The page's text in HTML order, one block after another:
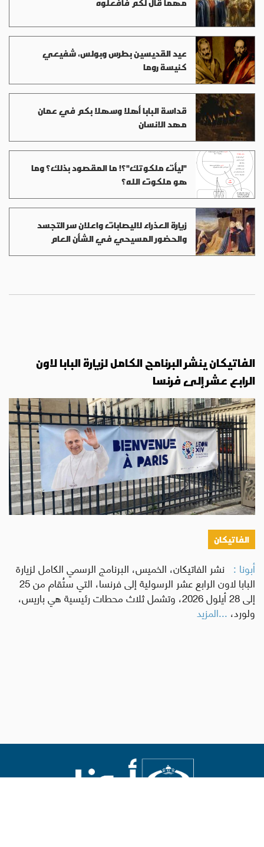
عيد القديسين بطرس وبولس، شفيعي
كنيسة روما
قداسة البابا أهلا وسهلا بكم في عمان
مهد الانسان
"ليأت ملكوتك"؟! ما المقصود بذلك؟ وما
هو ملكوت الله؟
زيارة العذراء لاليصابات واعلان سر التجسد
والحضور المسيحي في الشأن العام
الفاتيكان ينشر البرنامج الكامل لزيارة البابا لاون
الرابع عشر إلى فرنسا
الفاتيكان
أبونا : نشر الفاتيكان، الخميس، البرنامج الرسمي الكامل لزيارة
البابا لاون الرابع عشر الرسولية إلى فرنسا، التي ستُقام من 25
إلى 28 أيلول 2026، وتشمل ثلاث محطات رئيسية هي باريس،
ولورد، ...المزيد